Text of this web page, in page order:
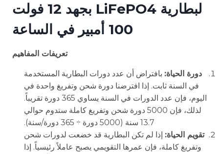
لبطارية LiFePO4 بجهد 12 فولت
100 أمبير في الساعة
تعريفات المفاهيم
دورة الحياة: بافتراض أن عدد دورات البطارية المستخدمة
في السنة ثابت. إذا افترضنا دورة شحن وتفريغ واحدة في
اليوم، فإن عدد الدورات في السنة يساوي 365 دورة تقريباً.
لذلك، فإن 5000 دورة شحن وتفريغ كاملة ستدوم حوالي
13.7 سنة (5000 دورة ÷ 365 دورة/سنة).
تقويم الحياة: إذا لم تكن البطارية قد خضعت لدورات شحن
وتفريغ كاملة، فإن عمرها التقويمي يصبح عاملاً رئيسياً. إذا